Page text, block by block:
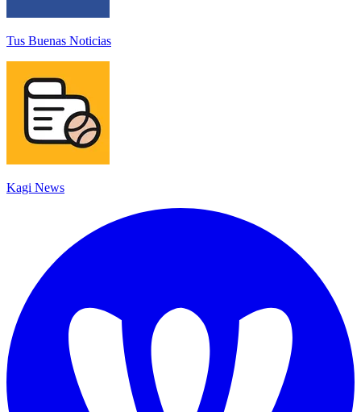
Tus Buenas Noticias
Kagi News